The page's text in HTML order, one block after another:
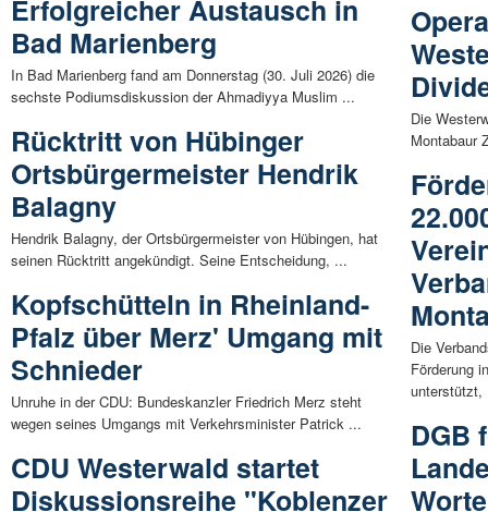
Erfolgreicher Austausch in
Bad Marienberg
In Bad Marienberg fand am Donnerstag (30. Juli 2026) die
sechste Podiumsdiskussion der Ahmadiyya Muslim ...
Rücktritt von Hübinger
Ortsbürgermeister Hendrik
Balagny
Hendrik Balagny, der Ortsbürgermeister von Hübingen, hat
seinen Rücktritt angekündigt. Seine Entscheidung, ...
Kopfschütteln in Rheinland-
Pfalz über Merz' Umgang mit
Schnieder
Unruhe in der CDU: Bundeskanzler Friedrich Merz steht
wegen seines Umgangs mit Verkehrsminister Patrick ...
CDU Westerwald startet
Diskussionsreihe "Koblenzer
Die
Montabaur
Die
Förderung
unterstützt,
DGB
Worte